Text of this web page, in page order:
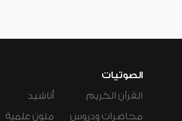
الصوتيات
القرآن الكريم
محاضرات ودروس
أناشيد
متون علمية